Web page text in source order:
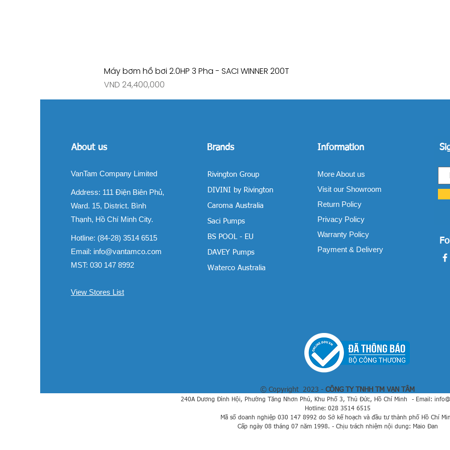
Máy bơm hồ bơi 2.0HP 3 Pha - SACI WINNER 200T
Price
VND 24,400,000
About us
VanTam Company Limited
Address: 111 Điện Biên Phủ,
Ward. 15, District. Bình
Thạnh, Hồ Chí Minh City.
Hotline: (84-28) 3514 6515
Email: info@vantamco.com
MST: 030 147 8992
View Stores List
Brands
Rivington Group
DIVINI by Rivington
Caroma Australia
Saci Pumps
BS POOL - EU
DAVEY Pumps
Waterco Australia
Information
More About us
Visit our Showroom
Return Policy
Privacy Policy
Warranty Policy
Payment & Delivery
© Copyright 2023 - CÔNG TY TNHH TM VẠN TÂM
240A Dương Đình Hội, Phường Tăng Nhơn Phú, Khu Phố 3, Thủ Đức, Hồ Chí Minh - Email:
Hotline: 028 3514 6515
Mã số doanh nghiệp 030 147 8992 do Sở kế hoạch và đầu tư thành phố Hồ Chí
Cấp ngày 08 tháng 07 năm 1998. - Chịu trách nhiệm nội dung: Maio Đan